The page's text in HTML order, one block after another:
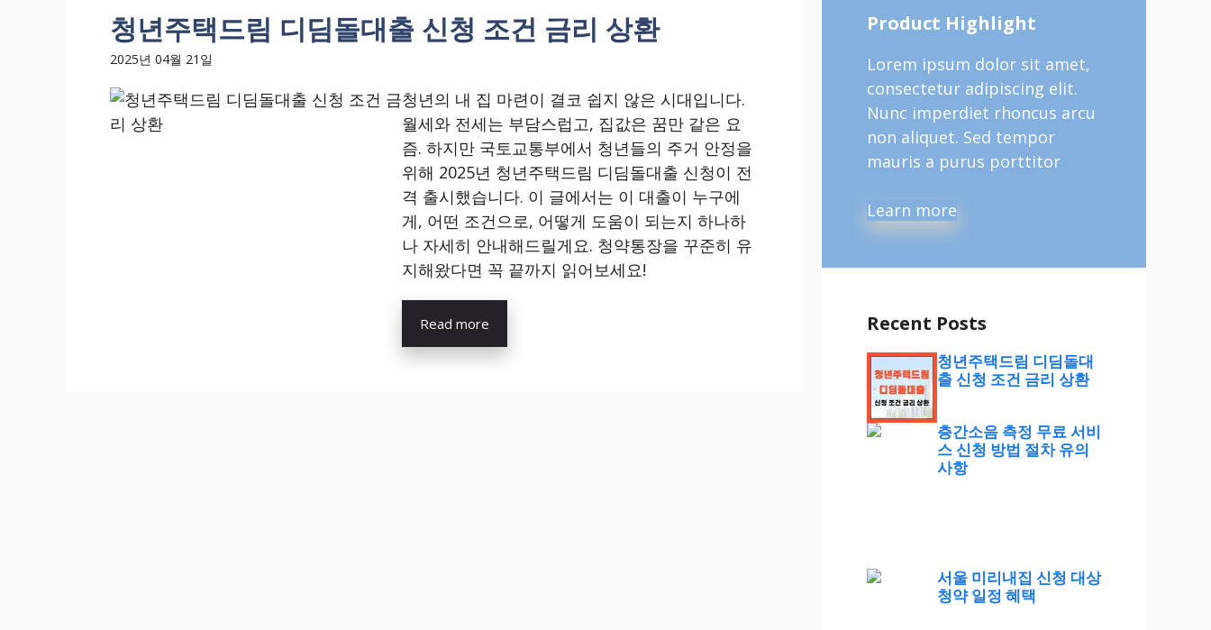
청년주택드림 디딤돌대출 신청 조건 금리 상환
2025년 04월 21일
청년의 내 집 마련이 결코 쉽지 않은 시대입니다.
월세와 전세는 부담스럽고, 집값은 꿈만 같은 요
즘. 하지만 국토교통부에서 청년들의 주거 안정을
위해 2025년 청년주택드림 디딤돌대출 신청이 전
격 출시했습니다. 이 글에서는 이 대출이 누구에
게, 어떤 조건으로, 어떻게 도움이 되는지 하나하
나 자세히 안내해드릴게요. 청약통장을 꾸준히 유
지해왔다면 꼭 끝까지 읽어보세요!
Read more
Product Highlight
Lorem ipsum dolor sit amet,
consectetur adipiscing elit.
Nunc imperdiet rhoncus arcu
non aliquet. Sed tempor
mauris a purus porttitor
Learn more
Recent Posts
청년주택드림 디딤돌대
출 신청 조건 금리 상환
층간소음 측정 무료 서비
스 신청 방법 절차 유의
사항
서울 미리내집 신청 대상
청약 일정 혜택